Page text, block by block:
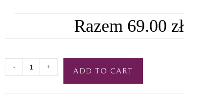
Razem 69.00 zł
- + ADD TO CART